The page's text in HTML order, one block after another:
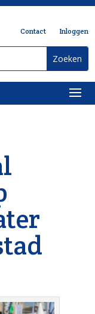
Contact Inloggen